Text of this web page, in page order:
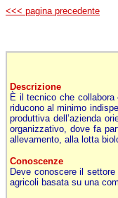
<<< pagina precedente
Descrizione
È il tecnico che
riducono al minimo
produttiva dell’azienda
organizzativo, dove fa
allevamento, alla lotta
Conoscenze
Deve conoscere il
agricoli basata su una